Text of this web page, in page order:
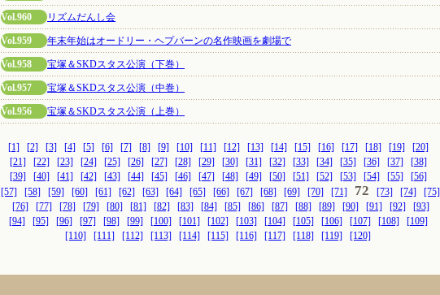
Vol.960 リズムだんし会
Vol.959 年末年始はオードリー・ヘプバーンの名作映画を劇場で
Vol.958 宝塚＆SKDスタス公演（下巻）
Vol.957 宝塚＆SKDスタス公演（中巻）
Vol.956 宝塚＆SKDスタス公演（上巻）
[1] [2] [3] [4] [5] [6] [7] [8] [9] [10] [11] [12] [13] [14] [15] [16] [17] [18] [19]
[20]
[21]
[22] [23] [24] [25] [26] [27] [28] [29] [30] [31] [32] [33] [34] [35] [36] [37]
[38]
[39]
[40] [41] [42] [43] [44] [45] [46] [47] [48] [49] [50] [51] [52] [53] [54] [55]
[56]
[57]
[58] [59] [60] [61] [62] [63] [64] [65] [66] [67] [68] [69] [70] [71] 72 [73] [74]
[75]
[76]
[77] [78] [79] [80] [81] [82] [83] [84] [85] [86] [87] [88] [89] [90] [91] [92]
[93]
[94]
[95] [96] [97] [98] [99] [100] [101] [102] [103] [104] [105] [106] [107] [108]
[109]
[110]
[111] [112] [113] [114] [115] [116] [117] [118] [119] [120]